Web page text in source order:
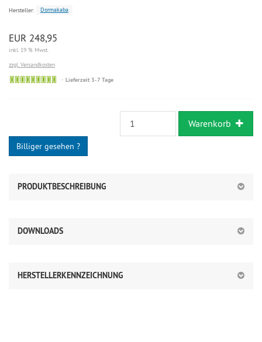
Hersteller: Dormakaba
EUR 248,95
inkl. 19 % Mwst.
zzgl. Versandkosten
Lieferzeit 3-7 Tage
Warenkorb
Billiger gesehen ?
PRODUKTBESCHREIBUNG
DOWNLOADS
HERSTELLERKENNZEICHNUNG